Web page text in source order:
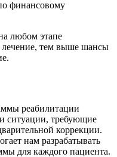
финансовому
любом этапе
лечение, тем выше шансы
реабилитации
ситуации, требующие
коррекции.
нам разрабатывать
для каждого пациента.